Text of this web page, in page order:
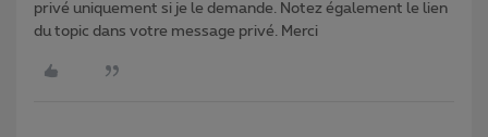
privé uniquement si je le demande. Notez également le lien
du topic dans votre message privé. Merci